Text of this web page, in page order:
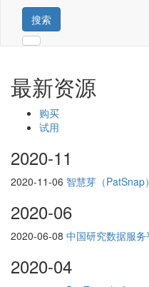
搜索
最新资源
购买
试用
2020-11
2020-11-06 智慧芽（PatSnap
2020-06
2020-06-08 中国研究数据服
2020-04